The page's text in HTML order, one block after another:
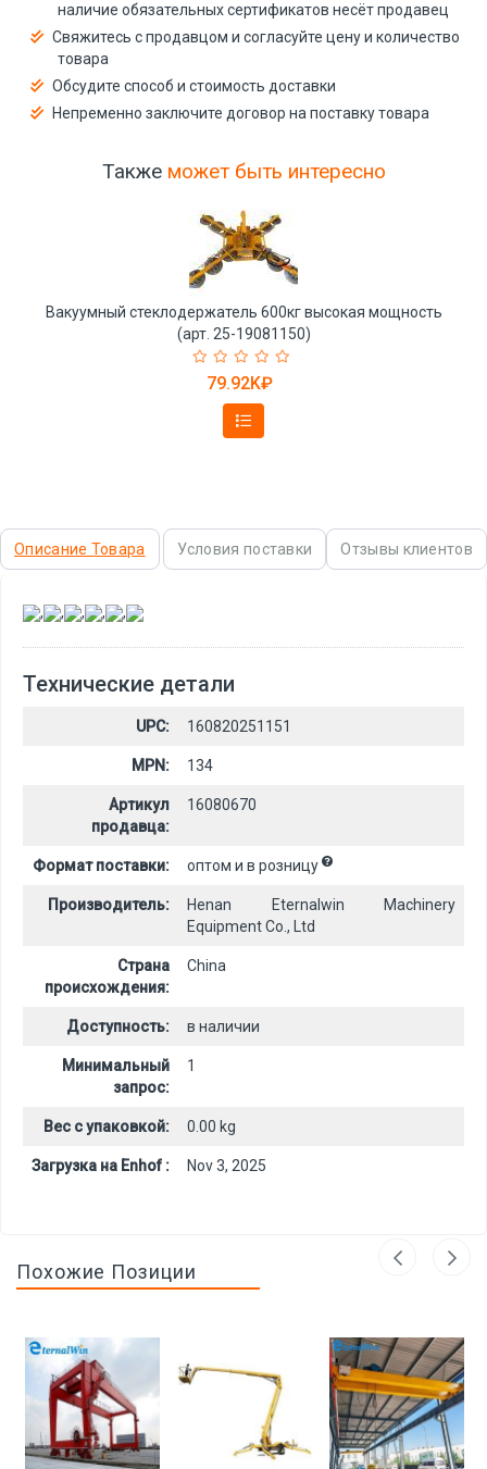
наличие обязательных сертификатов несёт продавец
Свяжитесь с продавцом и согласуйте цену и количество
товара
Обсудите способ и стоимость доставки
Непременно заключите договор на поставку товара
Также может быть интересно
Вакуумный стеклодержатель 600кг высокая мощность
(арт. 25-19081150)
79.92K₽
Описание Товара Условия поставки Отзывы клиентов
, , , , ,
Технические детали
UPC: 160820251151
MPN: 134
Артикул
продавца:
16080670
Формат поставки: оптом и в розницу
Производитель:
Henan Eternalwin Machinery
Equipment Co., Ltd
Страна
происхождения:
China
Доступность: в наличии
Минимальный
запрос:
1
Вес с упаковкой: 0.00 kg
Загрузка на Enhof : Nov 3, 2025
Похожие Позиции